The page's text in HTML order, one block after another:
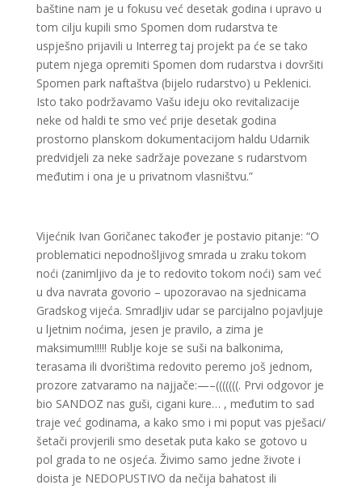
baštine nam je u fokusu već desetak godina i upravo u
tom cilju kupili smo Spomen dom rudarstva te
uspješno prijavili u Interreg taj projekt pa će se tako
putem njega opremiti Spomen dom rudarstva i dovršiti
Spomen park naftaštva (bijelo rudarstvo) u Peklenici.
Isto tako podržavamo Vašu ideju oko revitalizacije
neke od haldi te smo već prije desetak godina
prostorno planskom dokumentacijom haldu Udarnik
predvidjeli za neke sadržaje povezane s rudarstvom
međutim i ona je u privatnom vlasništvu.”
Vijećnik Ivan Goričanec također je postavio pitanje: “O
problematici nepodnošljivog smrada u zraku tokom
noći (zanimljivo da je to redovito tokom noći) sam već
u dva navrata govorio – upozoravao na sjednicama
Gradskog vijeća. Smradljiv udar se parcijalno pojavljuje
u ljetnim noćima, jesen je pravilo, a zima je
maksimum!!!!! Rublje koje se suši na balkonima,
terasama ili dvorištima redovito peremo još jednom,
prozore zatvaramo na najjače:—–(((((((. Prvi odgovor je
bio SANDOZ nas guši, cigani kure… , međutim to sad
traje već godinama, a kako smo i mi poput vas pješaci/
šetači provjerili smo desetak puta kako se gotovo u
pol grada to ne osjeća. Živimo samo jedne živote i
doista je NEDOPUSTIVO da nečija bahatost ili